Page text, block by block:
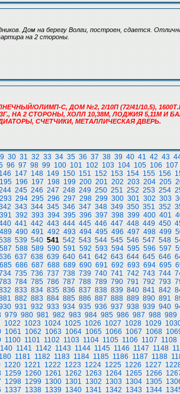
Дом на берегу Волги, построен, сдается.
на 2 стороны.
ОЛИМП-С, ДОМ №2, 2/10П (72/41/10,5),
НА 2 СТОРОНЫ, ХОЛЛ 10,38М, ЛОДЖИЯ 5,11М И
СЧЕТЧИКИ, МЕТАЛЛИЧЕСКАЯ ДВЕРЬ.
30 31 32 33 34 35 36 37 38 39 40 41 42 43
96 97 98 99 100 101 102 103 104 105 106 107
146 147 148 149 150 151 152 153 154 155 156
195 196 197 198 199 200 201 202 203 204 205
245 246 247 248 249 250 251 252 253 254
293 294 295 296 297 298 299 300 301 302 303
343 344 345 346 347 348 349 350 351 352
391 392 393 394 395 396 397 398 399 400 401
441 442 443 444 445 446 447 448 449 450
489 490 491 492 493 494 495 496 497 498 499
539 540 541 542 543 544 545 546 547 548
587 588 589 590 591 592 593 594 595 596 597
637 638 639 640 641 642 643 644 645 646
685 686 687 688 689 690 691 692 693 694 695
735 736 737 738 739 740 741 742 743 744
784 785 786 787 788 789 790 791 792 793
833 834 835 836 837 838 839 840 841 842
882 883 884 885 886 887 888 889 890 891
931 932 933 934 935 936 937 938 939 940
979 980 981 982 983 984 985 986 987 988 989
1022 1023 1024 1025 1026 1027 1028 1029
1061 1062 1063 1064 1065 1066 1067 1068
1100 1101 1102 1103 1104 1105 1106 1107 1108
1141 1142 1143 1144 1145 1146 1147 1148
1181 1182 1183 1184 1185 1186 1187 1188
1220 1221 1222 1223 1224 1225 1226 1227
1259 1260 1261 1262 1263 1264 1265 1266
1298 1299 1300 1301 1302 1303 1304 1305
1337 1338 1339 1340 1341 1342 1343 1344